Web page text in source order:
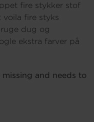
fire stykker stof
voila fire styks
dug og
ekstra farver på
and needs to